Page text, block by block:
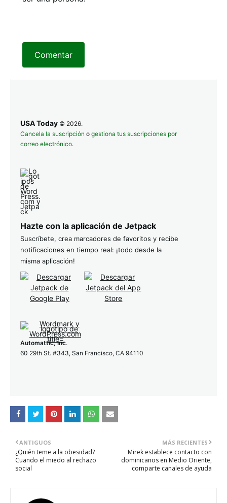
Comentar
USA Today © 2026.
Cancela la suscripción o gestiona tus suscripciones por
correo electrónico.
Hazte con la aplicación de Jetpack
Suscríbete, crea marcadores de favoritos y recibe
notificaciones en tiempo real: ¡todo desde la
misma aplicación!
Automattic, Inc.
60 29th St. #343, San Francisco, CA 94110
MÁS RECIENTES
Mirek establece contacto con
dominicanos en Medio Oriente,
comparte canales de ayuda
ANTIGUOS
¿Quién teme a la obesidad?
Cuando el miedo al rechazo
social